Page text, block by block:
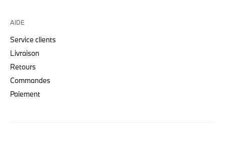
AIDE
Service clients
Livraison
Retours
Commandes
Paiement